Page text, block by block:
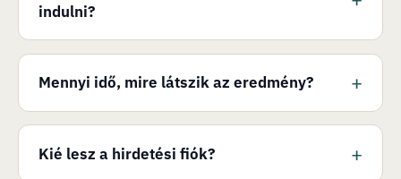
indulni?
Mennyi idő, mire látszik az eredmény?
Kié lesz a hirdetési fiók?